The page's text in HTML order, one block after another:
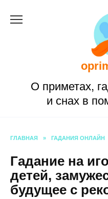
О приметах,
и снах в
ГЛАВНАЯ » ГАДАНИЯ ОНЛАЙН
Гадание на
детей,
будущее с